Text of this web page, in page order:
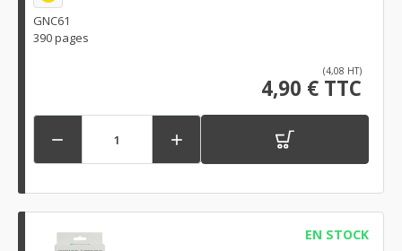
GNC61
390 pages
(4,08 HT)
4,90 € TTC
 
EN STOCK